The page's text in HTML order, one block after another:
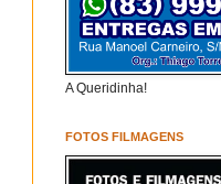
A Queridinha!
FOTOS FILMAGENS